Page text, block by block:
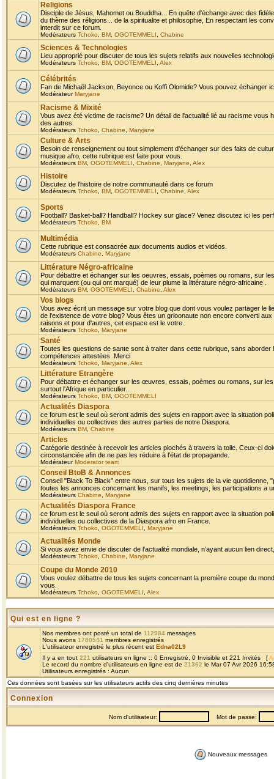
Religions
Disciple de Jésus, Mahomet ou Bouddha... En quête d'échange avec des
du thème des réligions... de la spiritualite et philosophie, En respectant les
interdit sur ce forum.
Modérateurs Tchoko BM OGOTEMMELI Chabine
Sciences & Technologies
Lieu approprié pour discuter de tous les sujets relatifs aux nouvelles
Modérateurs Tchoko BM OGOTEMMELI Alex
Célébrités
Fan de Michaël Jackson, Beyonce ou Koffi Olomide? Vous pouvez échanger
ModérateurMaryjane
Racisme & Mixité
Vous avez été victime de racisme? Un détail de l'actualité lié au racisme
des autres.
Modérateurs Tchoko Chabine Maryjane
Culture & Arts
Besoin de renseignement ou tout simplement d'échanger sur des faits de
musique afro, cette rubrique est faite pour vous.
Modérateurs BM OGOTEMMELI Chabine Maryjane Alex
Histoire
Discutez de l'histoire de notre communauté dans ce forum
Modérateurs Tchoko BM OGOTEMMELI Chabine Alex
Sports
Football? Basket-ball? Handball? Hockey sur glace? Venez discutez ici les
Modérateurs Tchoko BM
Multimédia
Cette rubrique est consacrée aux documents audios et vidéos.
Modérateurs Chabine Maryjane
Littérature Négro-africaine
Pour débattre et échanger sur les oeuvres, essais, poèmes ou romans, sur
qui marquent (ou qui ont marqué) de leur plume la littérature négro-africaine .
Modérateurs BM OGOTEMMELI Chabine Alex
Vos blogs
Vous avez écrit un message sur votre blog que dont vous voulez partager le
de l'existence de votre blog? Vous êtes un grioonaute non encore converti
raisons et pour d'autres, cet espace est le votre.
Modérateurs Tchoko Maryjane
Santé
Toutes les questions de sante sont à traiter dans cette rubrique, sans
compétences attestées. Merci
Modérateurs Tchoko Maryjane Alex
Littérature Etrangère
Pour débattre et échanger sur les œuvres, essais, poèmes ou romans, sur
surtout l'Afrique en particulier...
Modérateurs Tchoko BM OGOTEMMELI
Actualités Diaspora
ce forum est le seul où seront admis des sujets en rapport avec la situation
individuelles ou collectives des autres parties de notre Diaspora.
Modérateurs BM Chabine
Articles
Catégorie destinée à recevoir les articles piochés à travers la toile. Ceux-ci
circonstanciée afin de ne pas les réduire à l'état de propagande.
ModérateurModerator team
Conseil BtoB & Annonces
Conseil "Black To Black" entre nous, sur tous les sujets de la vie
toutes les annonces concernant les manifs, les meetings, les participations a
Modérateurs Chabine Maryjane
Actualités Diaspora France
ce forum est le seul où seront admis des sujets en rapport avec la situation
individuelles ou collectives de la Diaspora afro en France.
Modérateurs Tchoko OGOTEMMELI Maryjane
Actualités Monde
Si vous avez envie de discuter de l’actualité mondiale, n’ayant aucun lien
Modérateurs Tchoko Chabine Maryjane
Coupe du Monde 2010
Vous voulez débattre de tous les sujets concernant la première coupe du
vous.
Modérateurs Tchoko OGOTEMMELI Alex
Qui est en ligne ?
Nos membres ont posté un total de 112984 messages
Nous avons 1780541 membres enregistrés
L'utilisateur enregistré le plus récent est Edna02L9
Il y a en tout 221 utilisateurs en ligne :: 0 Enregistré, 0 Invisible et 221 Invités [
Le record du nombre d'utilisateurs en ligne est de 21362 le Mar 07 Avr 2026
Utilisateurs enregistrés : Aucun
Ces données sont basées sur les utilisateurs actifs des cinq dernières minutes
Connexion
Nom d'utilisateur: Mot de passe:
Nouveaux messages